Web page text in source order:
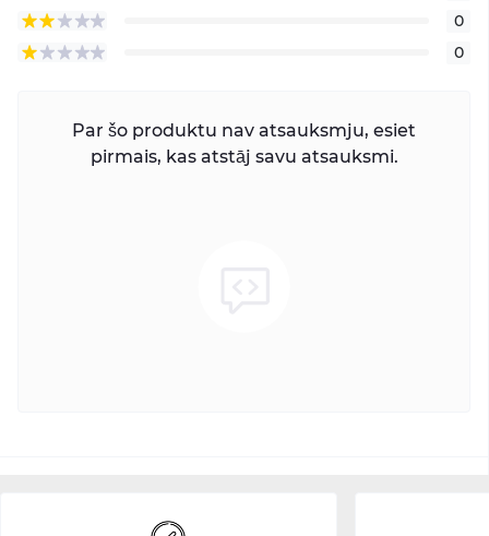
0
0
Par šo produktu nav atsauksmju, esiet
pirmais, kas atstāj savu atsauksmi.